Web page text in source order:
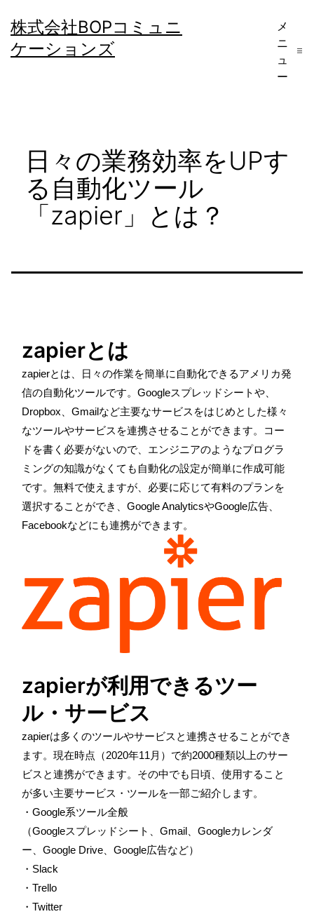
ン
テ
株式会社BOPコミュニ
ケーションズ
メ
ニ
ュ
ー
日々の業務効率をUPす
る自動化ツール
「zapier」とは？
zapierとは
zapierと は、日々の作業を簡単に自動化できるアメリカ発
信の自動化ツールです。 Googleスプレッドシートや、
Dropbox、 Gmailなど主要なサービスをはじめとした様々
なツールやサービスを連携させることができます。コー
ドを書く必要がないので、エンジニアのようなプログラ
ミングの知識がなくても自動化の設定が簡単に作成可能
です。無料で使えますが、必要に応じて有料のプランを
選択することができ、Google AnalyticsやGoogle広告、
Facebookなどにも連携ができます。
zapierが利用できるツー
ル・サービス
zapierは多くのツールやサービスと連携させることができ
ます。現在時点（2020年11 月）で約2000種類以上のサー
ビスと連携ができます。その中でも日頃、使用すること
が多い主要サービス・ツールを一部ご紹介します。
・ Google系ツール全般
（Googleスプレッドシート、 Gmail Googleカレンダ
ー、 Google Drive Google広告など）
・ Slack
・ Trello
・ Twitter